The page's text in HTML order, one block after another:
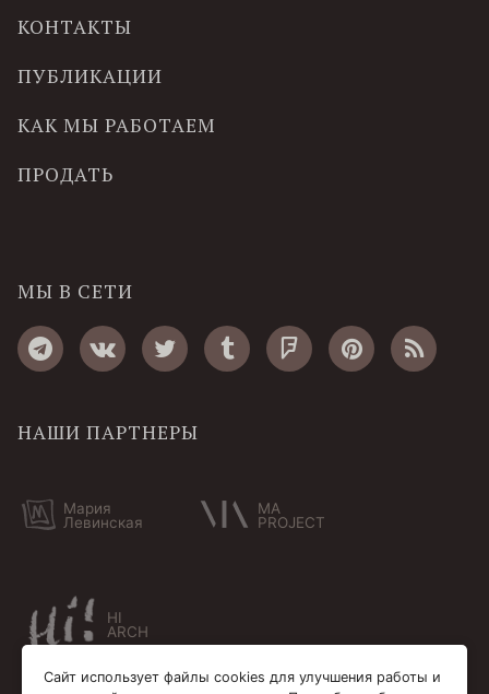
КОНТАКТЫ
ПУБЛИКАЦИИ
КАК МЫ РАБОТАЕМ
ПРОДАТЬ
МЫ В СЕТИ
НАШИ ПАРТНЕРЫ
Мария
Левинская
MA
PROJECT
HI
ARCH
Сайт использует файлы cookies для улучшения работы и